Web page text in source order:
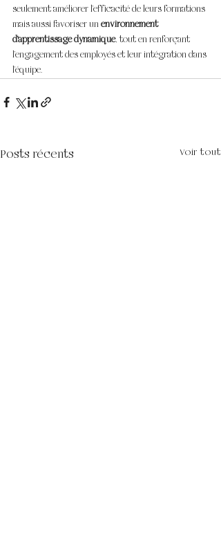
seulement améliorer l’efficacité de leurs formations
mais aussi favoriser un environnement
d’apprentissage dynamique, tout en renforçant
l’engagement des employés et leur intégration dans
l’équipe.
Posts récents Voir tout